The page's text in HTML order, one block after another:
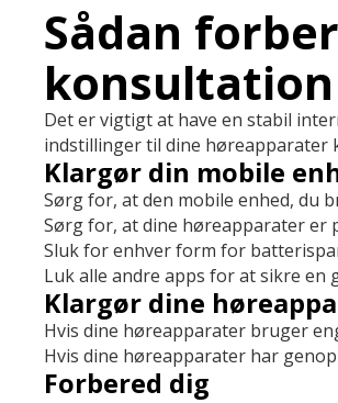
Sådan
konsultation
Det er vigtigt at have en stabil
indstillinger til dine høreapparater
Klargør din mobile
Sørg for, at den mobile enhed, du
Sørg for, at dine høreapparater er
Sluk for enhver form for
Luk alle andre apps for at sikre en
Klargør dine
Hvis dine høreapparater bruger
Hvis dine høreapparater har
Forbered dig